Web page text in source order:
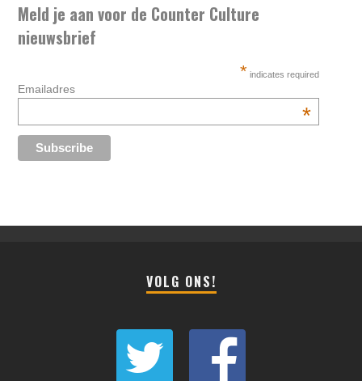
Meld je aan voor de Counter Culture
nieuwsbrief
* indicates required
Emailadres
*
VOLG ONS!